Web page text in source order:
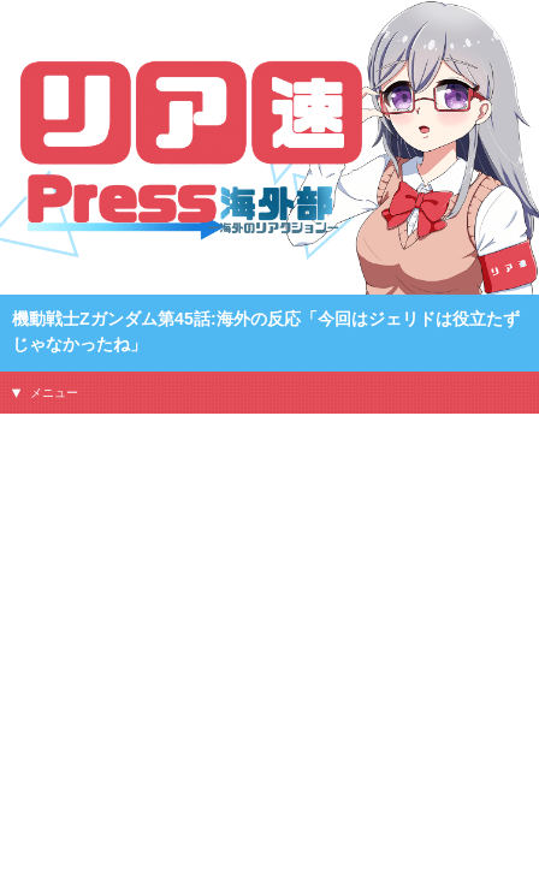
機動戦士Zガンダム第45話:海外の反応「今回はジェリドは役立たず
じゃなかったね」
メニュー